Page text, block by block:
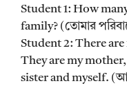
Student 1: How
family? (তোমার
Student 2: There
They are my
sister and myself.